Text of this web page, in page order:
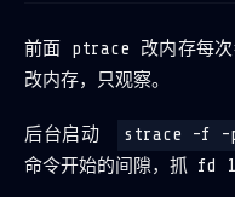
前面 ptrace 改内存每
改内存，只观察。
后台启动 strace -f -
命令开始的间隙，抓 fd